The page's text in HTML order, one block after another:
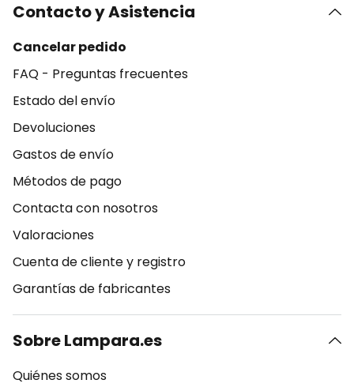
Contacto y Asistencia
Cancelar pedido
FAQ - Preguntas frecuentes
Estado del envío
Devoluciones
Gastos de envío
Métodos de pago
Contacta con nosotros
Valoraciones
Cuenta de cliente y registro
Garantías de fabricantes
Sobre Lampara.es
Quiénes somos